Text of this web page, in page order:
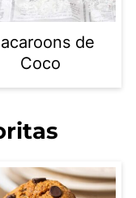
de
Coco